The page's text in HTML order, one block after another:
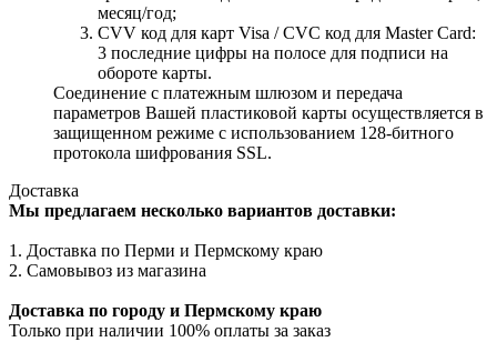
месяц/год;
CVV код для карт Visa / CVC код для Master Card:
3 последние цифры на полосе для подписи на
обороте карты.
Соединение с платежным шлюзом и передача
параметров Вашей пластиковой карты осуществляется в
защищенном режиме с использованием 128-битного
протокола шифрования SSL.
Доставка
Мы предлагаем несколько вариантов доставки:
1. Доставка по Перми и Пермскому краю
2. Самовывоз из магазина
Доставка по городу и Пермскому краю
Только при наличии 100% оплаты за заказ